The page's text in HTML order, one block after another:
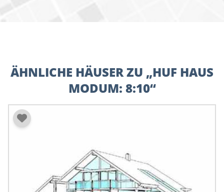
ÄHNLICHE HÄUSER ZU „HUF HAUS
MODUM: 8:10“